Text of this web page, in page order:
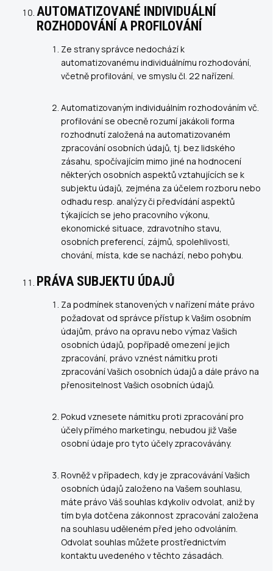
AUTOMATIZOVANÉ INDIVIDUÁLNÍ
ROZHODOVÁNÍ A PROFILOVÁNÍ
Ze strany správce nedochází k
automatizovanému individuálnímu rozhodování,
včetně profilování, ve smyslu čl. 22 nařízení.
Automatizovaným individuálním rozhodováním vč.
profilování se obecně rozumí jakákoli forma
rozhodnutí založená na automatizovaném
zpracování osobních údajů, tj. bez lidského
zásahu, spočívajícím mimo jiné na hodnocení
některých osobních aspektů vztahujících se k
subjektu údajů, zejména za účelem rozboru nebo
odhadu resp. analýzy či předvídání aspektů
týkajících se jeho pracovního výkonu,
ekonomické situace, zdravotního stavu,
osobních preferencí, zájmů, spolehlivosti,
chování, místa, kde se nachází, nebo pohybu.
PRÁVA SUBJEKTU ÚDAJŮ
Za podmínek stanovených v nařízení máte právo
požadovat od správce přístup k Vašim osobním
údajům, právo na opravu nebo výmaz Vašich
osobních údajů, popřípadě omezení jejich
zpracování, právo vznést námitku proti
zpracování Vašich osobních údajů a dále právo na
přenositelnost Vašich osobních údajů.
Pokud vznesete námitku proti zpracování pro
účely přímého marketingu, nebudou již Vaše
osobní údaje pro tyto účely zpracovávány.
Rovněž v případech, kdy je zpracovávání Vašich
osobních údajů založeno na Vašem souhlasu,
máte právo Váš souhlas kdykoliv odvolat, aniž by
tím byla dotčena zákonnost zpracování založena
na souhlasu uděleném před jeho odvoláním.
Odvolat souhlas můžete prostřednictvím
kontaktu uvedeného v těchto zásadách.